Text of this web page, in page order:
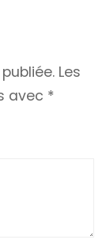
Les
avec *